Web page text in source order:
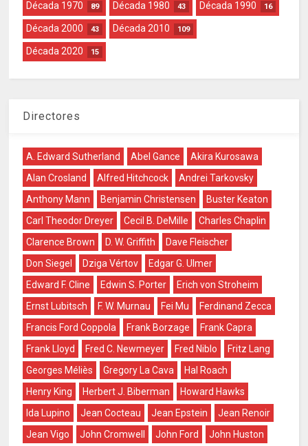
Década 1970 89 Década 1980 43 Década 1990 16
Década 2000 43 Década 2010 109
Década 2020 15
Directores
A. Edward Sutherland Abel Gance
Akira Kurosawa
Alan Crosland
Alfred Hitchcock
Andrei Tarkovsky
Anthony Mann
Benjamin Christensen
Buster Keaton
Carl Theodor Dreyer
Cecil B. DeMille
Charles Chaplin
Clarence Brown
D. W. Griffith
Dave Fleischer
Don Siegel
Dziga Vértov
Edgar G. Ulmer
Edward F. Cline
Edwin S. Porter
Erich von Stroheim
Ernst Lubitsch
F. W. Murnau Fei Mu
Ferdinand Zecca
Francis Ford Coppola
Frank Borzage
Frank Capra
Frank Lloyd
Fred C. Newmeyer Fred Niblo
Fritz Lang
Georges Méliès
Gregory La Cava
Hal Roach
Henry King
Herbert J. Biberman
Howard Hawks
Ida Lupino
Jean Cocteau Jean Epstein
Jean Renoir
Jean Vigo
John Cromwell John Ford
John Huston